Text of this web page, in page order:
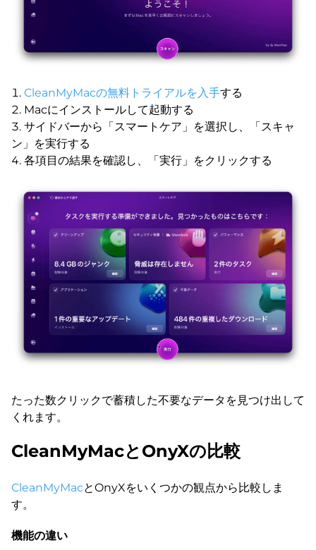
CleanMyMacの無料トライアルを入手する
Macにインストールして起動する
サイドバーから「スマートケア」を選択し、「スキャ
ン」を実行する
各項目の結果を確認し、「実行」をクリックする
たった数クリックで蓄積した不要なデータを見つけ出して
くれます。
CleanMyMacとOnyXの比較
CleanMyMacとOnyXをいくつかの観点から比較しま
す。
機能の違い